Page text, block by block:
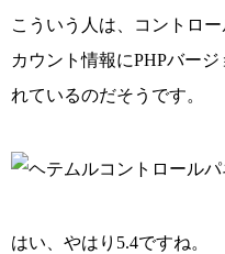
こういう人は、コントロ
カウント情報にPHPバージ
れているのだそうです。
はい、やはり5.4ですね。